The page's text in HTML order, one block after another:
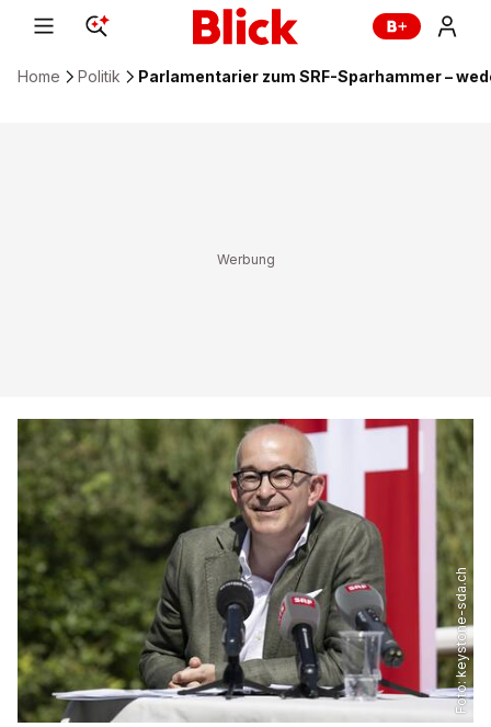
Home Politik Parlamentarier zum SRF-Sparhammer –
Foto:
keystone-sda.ch